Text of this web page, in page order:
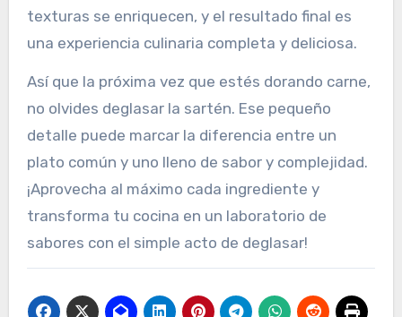
texturas se enriquecen, y el resultado final es
una experiencia culinaria completa y deliciosa.
Así que la próxima vez que estés dorando carne,
no olvides deglasar la sartén. Ese pequeño
detalle puede marcar la diferencia entre un
plato común y uno lleno de sabor y complejidad.
¡Aprovecha al máximo cada ingrediente y
transforma tu cocina en un laboratorio de
sabores con el simple acto de deglasar!